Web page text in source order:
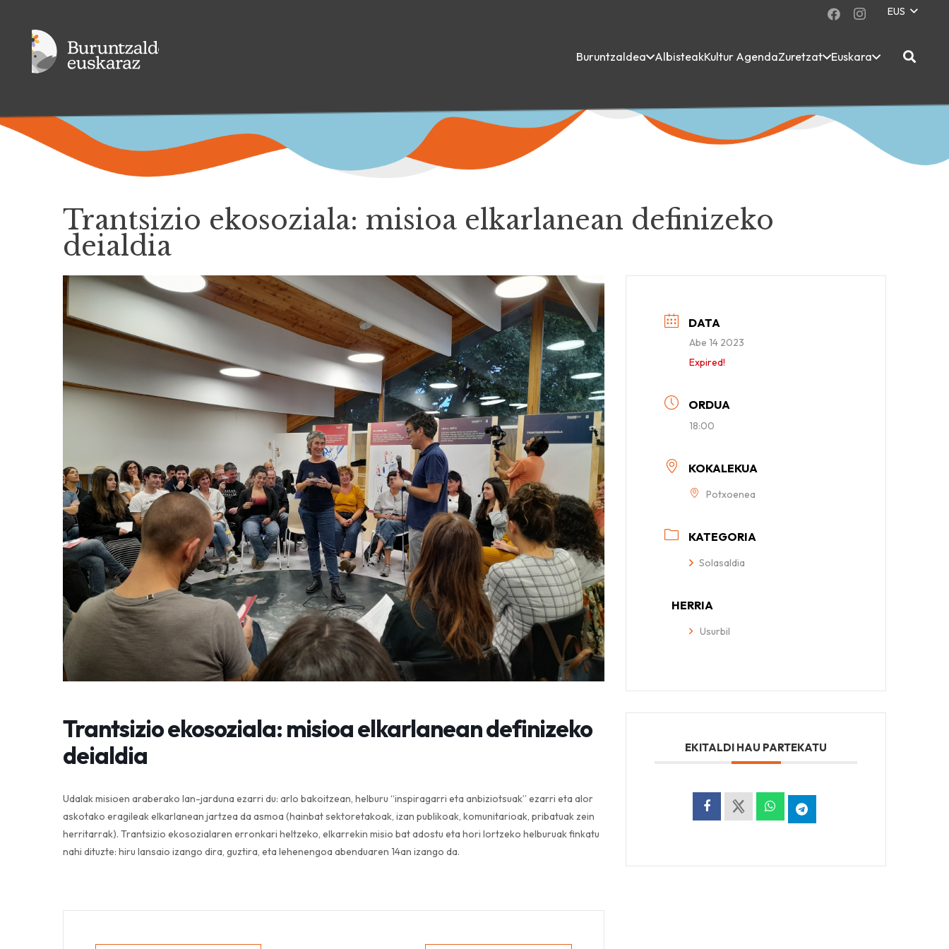
EUS
Buruntzaldea AlbisteakKultur AgendaZuretzat Euskara
Trantsizio ekosoziala: misioa elkarlanean definizeko
deialdia
Trantsizio ekosoziala: misioa elkarlanean definizeko
deialdia
Udalak misioen araberako lan-jarduna ezarri du: arlo bakoitzean, helburu “inspiragarri eta anbiziotsuak” ezarri eta alor
askotako eragileak elkarlanean jartzea da asmoa (hainbat sektoretakoak, izan publikoak, komunitarioak, pribatuak zein
herritarrak). Trantsizio ekosozialaren erronkari heltzeko, elkarrekin misio bat adostu eta hori lortzeko helburuak finkatu
nahi dituzte: hiru lansaio izango dira, guztira, eta lehenengoa abenduaren 14an izango da.
DATA
Abe 14 2023
Expired!
ORDUA
18:00
KOKALEKUA
Potxoenea
KATEGORIA
Solasaldia
HERRIA
Usurbil
EKITALDI HAU PARTEKATU